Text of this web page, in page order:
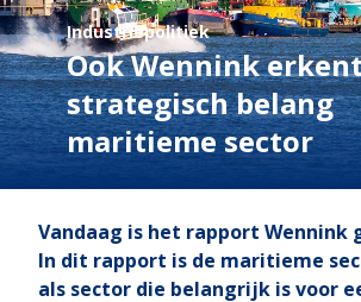
Industriepolitiek
Ook Wennink
strategisch belang
maritieme sector
Vandaag is het rapport Wennink
In dit rapport is de maritieme
als sector die belangrijk is voor